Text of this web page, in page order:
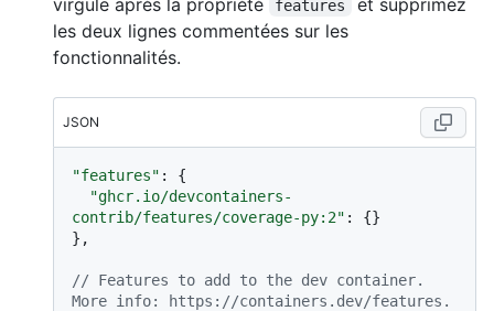
features
les deux lignes commentées sur les
fonctionnalités.
JSON
"features" :
{
"ghcr.io/devcontainers-
contrib/features/coverage-py:2" : {}
} ,
// Features to add to the dev container.
More info: https://containers.dev/features.